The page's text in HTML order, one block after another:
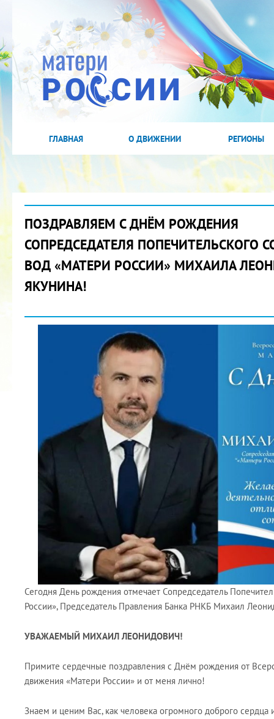
ГЛАВНАЯ О ДВИЖЕНИИ РЕГИОНЫ
ПОЗДРАВЛЯЕМ С ДНЁМ РОЖДЕНИЯ
СОПРЕДСЕДАТЕЛЯ ПОПЕЧИТЕЛЬСКОГО
ВОД «МАТЕРИ РОССИИ» МИХАИЛА
ЯКУНИНА!
Сегодня День рождения отмечает Сопредседатель
России», Председатель Правления Банка РНКБ Михаил
УВАЖАЕМЫЙ МИХАИЛ ЛЕОНИДОВИЧ!
Примите сердечные поздравления с Днём рождения от
движения «Матери России» и от меня лично!
Знаем и ценим Вас, как человека огромного доброго
2022 ГОД ПРОВОЗГЛАШЕН ГОДОМ
МАТЕРИ В ЯКУТИИ
19.12.2021